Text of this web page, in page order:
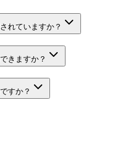
れていますか？
きますか？
すか？